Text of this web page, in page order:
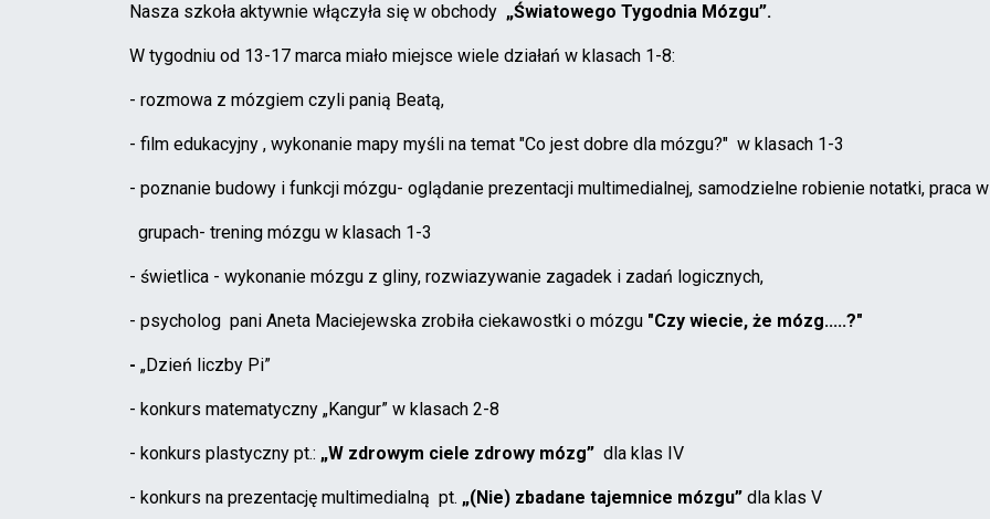
Nasza szkoła aktywnie włączyła się w obchody „Światowego Tygodnia Mózgu”.
W tygodniu od 13-17 marca miało miejsce wiele działań w klasach 1-8:
- rozmowa z mózgiem czyli panią Beatą,
- film edukacyjny , wykonanie mapy myśli na temat "Co jest dobre dla mózgu?" w klasach 1-3
- poznanie budowy i funkcji mózgu- oglądanie prezentacji multimedialnej, samodzielne robienie notatki, praca w
grupach- trening mózgu w klasach 1-3
- świetlica - wykonanie mózgu z gliny, rozwiazywanie zagadek i zadań logicznych,
- psycholog pani Aneta Maciejewska zrobiła ciekawostki o mózgu "Czy wiecie, że mózg.....?"
- „Dzień liczby Pi”
- konkurs matematyczny „Kangur” w klasach 2-8
- konkurs plastyczny pt.: „W zdrowym ciele zdrowy mózg” dla klas IV
- konkurs na prezentację multimedialną pt. „(Nie) zbadane tajemnice mózgu” dla klas V